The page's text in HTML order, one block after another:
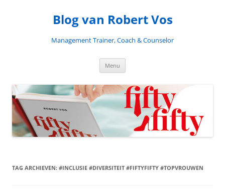
Blog van Robert Vos
Management Trainer, Coach & Counselor
Menu
inhoud
TAG ARCHIEVEN: #INCLUSIE #DIVERSITEIT #FIFTYFIFTY #TOPVROUWEN